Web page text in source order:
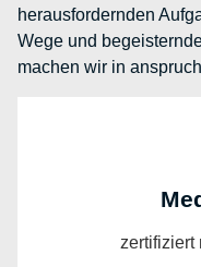
herausfordernden
Wege und
machen wir in
zertifiziert